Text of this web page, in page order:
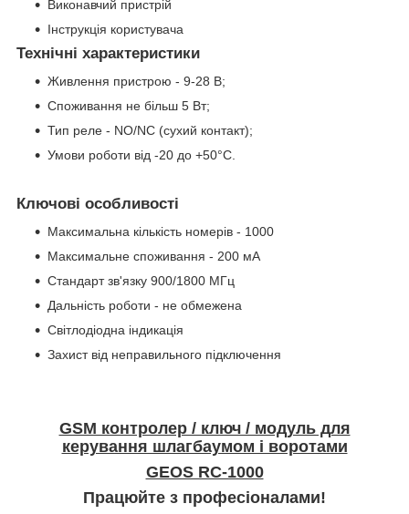
Виконавчий пристрій
Інструкція користувача
Технічні характеристики
Живлення пристрою - 9-28 В;
Споживання не більш 5 Вт;
Тип реле - NO/NC (сухий контакт);
Умови роботи від -20 до +50°С.
Ключові особливості
Максимальна кількість номерів - 1000
Максимальне споживання - 200 мА
Стандарт зв'язку 900/1800 МГц
Дальність роботи - не обмежена
Світлодіодна індикація
Захист від неправильного підключення
GSM контролер / ключ / модуль для
керування шлагбаумом і воротами
GEOS RC-1000
Працюйте з професіоналами!